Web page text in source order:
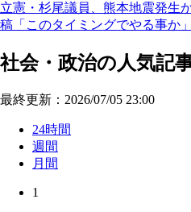
立憲・杉尾議員、熊本地震発生
稿「このタイミングでやる事か
社会・政治の人気記
最終更新：2026/07/05 23:00
24時間
週間
月間
1